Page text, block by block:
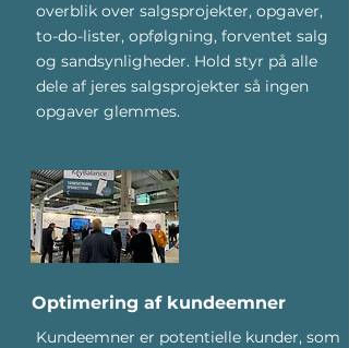
overblik over salgsprojekter, opgaver,
to-do-lister, opfølgning, forventet salg
og sandsynligheder. Hold styr på alle
dele af jeres salgsprojekter så ingen
opgaver glemmes.
Optimering af kundeemner
Kundeemner er potentielle kunder, som